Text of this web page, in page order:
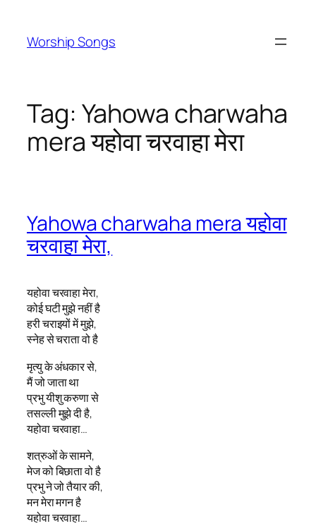
content
Worship Songs
Tag: Yahowa charwaha
mera यहोवा चरवाहा मेरा
Yahowa charwaha mera यहोवा
चरवाहा मेरा,
यहोवा चरवाहा मेरा,
कोई घटी मुझे नहीं है
हरी चराइयों में मुझे,
स्नेह से चराता वो है
मृत्यु के अंधकार से,
मैं जो जाता था
प्रभु यीशु करुणा से
तसल्ली मुझे दी है,
यहोवा चरवाहा…
शत्रुओं के सामने,
मेज को बिछाता वो है
प्रभु ने जो तैयार की,
मन मेरा मगन है
यहोवा चरवाहा…